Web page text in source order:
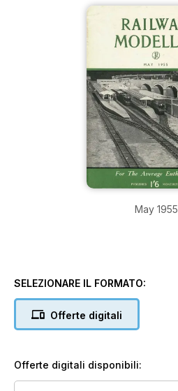
May 1955
SELEZIONARE IL FORMATO:
Offerte digitali
Offerte digitali disponibili: